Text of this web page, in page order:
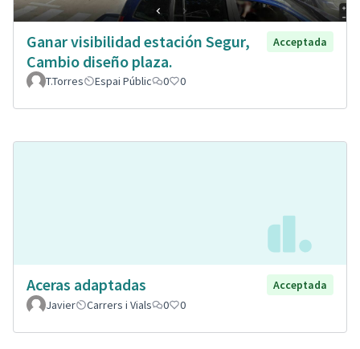
Ganar visibilidad estación Segur,
Cambio diseño plaza.
Acceptada
T.Torres Espai Públic 0 0
Aceras adaptadas
Acceptada
Javier
Carrers i Vials 0 0